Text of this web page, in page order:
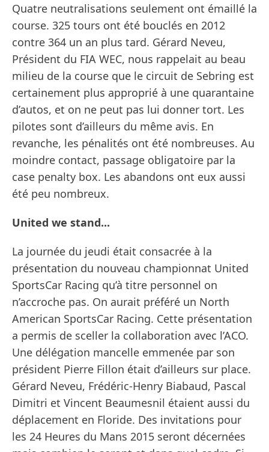
Quatre neutralisations seulement ont émaillé la
course. 325 tours ont été bouclés en 2012
contre 364 un an plus tard. Gérard Neveu,
Président du FIA WEC, nous rappelait au beau
milieu de la course que le circuit de Sebring est
certainement plus approprié à une quarantaine
d’autos, et on ne peut pas lui donner tort. Les
pilotes sont d’ailleurs du même avis. En
revanche, les pénalités ont été nombreuses. Au
moindre contact, passage obligatoire par la
case penalty box. Les abandons ont eux aussi
été peu nombreux.
United we stand...
La journée du jeudi était consacrée à la
présentation du nouveau championnat United
SportsCar Racing qu’à titre personnel on
n’accroche pas. On aurait préféré un North
American SportsCar Racing. Cette présentation
a permis de sceller la collaboration avec l’ACO.
Une délégation mancelle emmenée par son
président Pierre Fillon était d’ailleurs sur place.
Gérard Neveu, Frédéric-Henry Biabaud, Pascal
Dimitri et Vincent Beaumesnil étaient aussi du
déplacement en Floride. Des invitations pour
les 24 Heures du Mans 2015 seront décernées